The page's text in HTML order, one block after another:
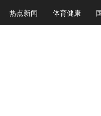
热点新闻 体育健康